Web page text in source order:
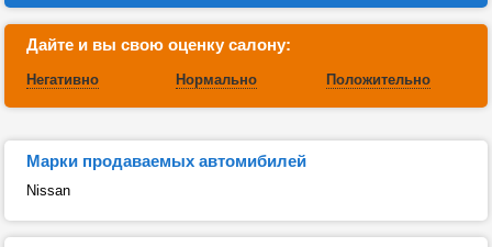
Дайте и вы свою оценку салону:
Негативно Нормально Положительно
Марки продаваемых автомибилей
Nissan